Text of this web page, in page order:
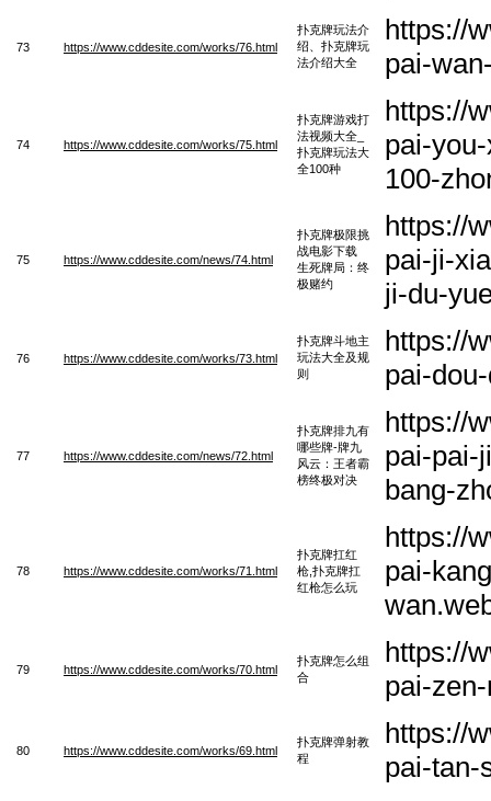
73 https://www.cddesite.com/works/76.html
扑克牌玩法介
绍、扑克牌玩
法介绍大全
https://
pai-
74 https://www.cddesite.com/works/75.html
扑克牌游戏打
法视频大全_
扑克牌玩法大
全100种
https://
pai-
100-
75 https://www.cddesite.com/news/74.html
扑克牌极限挑
战电影下载
生死牌局：终
极赌约
https://
pai-ji-
ji-du-
76 https://www.cddesite.com/works/73.html
扑克牌斗地主
玩法大全及规
则
https://
pai-
77 https://www.cddesite.com/news/72.html
扑克牌排九有
哪些牌-牌九
风云：王者霸
榜终极对决
https://
pai-pai-
bang-
78 https://www.cddesite.com/works/71.html
扑克牌扛红
枪,扑克牌扛
红枪怎么玩
https://
pai-
79 https://www.cddesite.com/works/70.html
扑克牌怎么组
合
https://
pai-
80 https://www.cddesite.com/works/69.html
扑克牌弹射教
程
https://
pai-tan-